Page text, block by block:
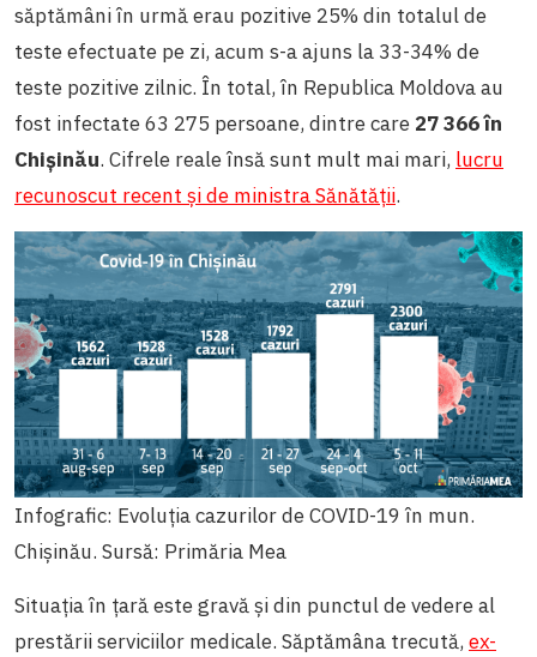
săptămâni în urmă erau pozitive 25% din totalul de
teste efectuate pe zi, acum s-a ajuns la 33-34% de
teste pozitive zilnic. În total, în Republica Moldova au
fost infectate 63 275 persoane, dintre care 27 366 în
Chișinău. Cifrele reale însă sunt mult mai mari, lucru
recunoscut recent și de ministra Sănătății.
Infografic: Evoluția cazurilor de COVID-19 în mun.
Chișinău. Sursă: Primăria Mea
Situația în țară este gravă și din punctul de vedere al
prestării serviciilor medicale. Săptămâna trecută, ex-